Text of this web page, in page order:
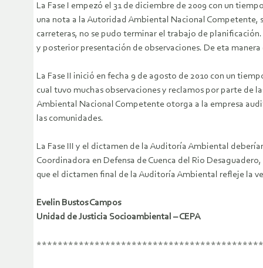
La Fase I empezó el 31 de diciembre de 2009 con un
una nota a la Autoridad Ambiental Nacional
carreteras, no se pudo terminar el trabajo de
y posterior presentación de observaciones. De eta
La Fase II inició en fecha 9 de agosto de 2010 con un
cual tuvo muchas observaciones y reclamos por parte de
Ambiental Nacional Competente otorga a la empresa
las comunidades.
La Fase III y el dictamen de la Auditoría Ambiental
Coordinadora en Defensa de Cuenca del Rio
que el dictamen final de la Auditoría Ambiental refleje la
Evelin Bustos Campos
Unidad de Justicia Socioambiental – CEPA